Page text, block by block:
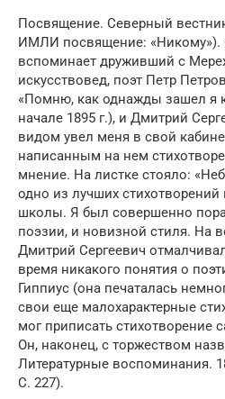
Посвящение. Северный
ИМЛИ посвящение: «Никому»).
вспоминает друживший с
искусствовед, поэт Петр
«Помню, как однажды зашел я
начале 1895 г.), и Дмитрий
видом увел меня в свой
написанным на нем
мнение. На листке стояло:
одно из лучших
школы. Я был совершенно
поэзии, и новизной стиля. На
Дмитрий Сергеевич
время никакого понятия о
Гиппиус (она печаталась
свои еще малохарактерные
мог приписать стихотворение
Он, наконец, с торжеством
Литературные воспоминания.
С. 227).